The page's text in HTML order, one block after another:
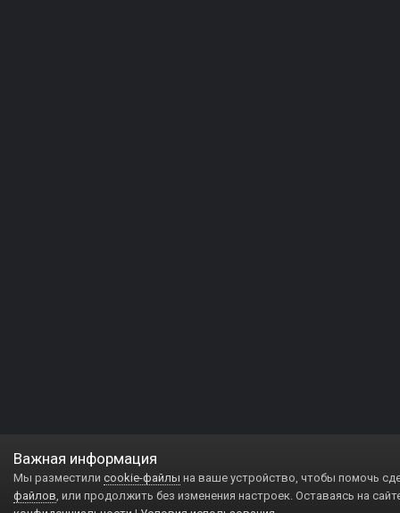
Важная информация
Мы разместили cookie-файлы на ваше устройство, чтобы помочь
файлов, или продолжить без изменения настроек. Оставаясь на